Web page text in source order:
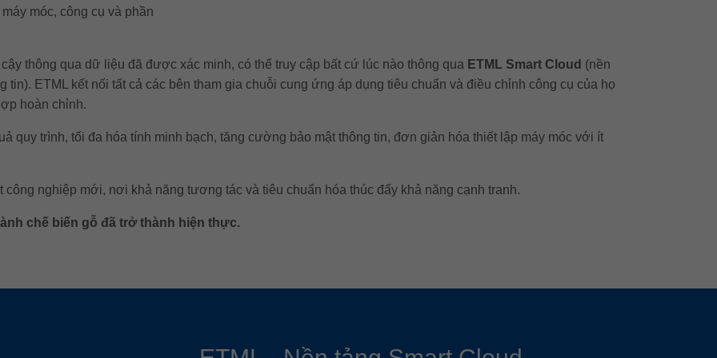
móc, công cụ và phần
thông qua dữ liệu đã được xác minh, có thể truy cập bất cứ lúc nào thông qua ETML Smart Cloud (nền
tin). ETML kết nối tất cả các bên tham gia chuỗi cung ứng áp dụng tiêu chuẩn và điều chỉnh công cụ của họ
hoàn chỉnh.
quy trình, tối đa hóa tính minh bạch, tăng cường bảo mật thông tin, đơn giản hóa thiết lập máy móc với ít
nghiệp mới, nơi khả năng tương tác và tiêu chuẩn hóa thúc đẩy khả năng cạnh tranh.
chế biến gỗ đã trở thành hiện thực.